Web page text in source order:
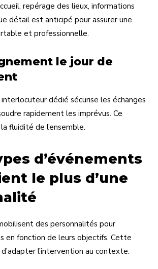
repérage des lieux, informations
détail est anticipé pour assurer une
et professionnelle.
le jour de
interlocuteur dédié sécurise les échanges
rapidement les imprévus. Ce
fluidité de l’ensemble.
d’événements
le plus d’une
des personnalités pour
en fonction de leurs objectifs. Cette
l’intervention au contexte.